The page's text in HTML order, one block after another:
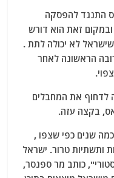
התנגד להפסקה
זאת הוא דורש
לא יכולה לתת .
הראשונה לאחר
לדחוף את המחבלים
בקצה עזה.
שנים כפי שצפו ,
ותשתיות טרור. ישראל
כותב מר ספנסר,